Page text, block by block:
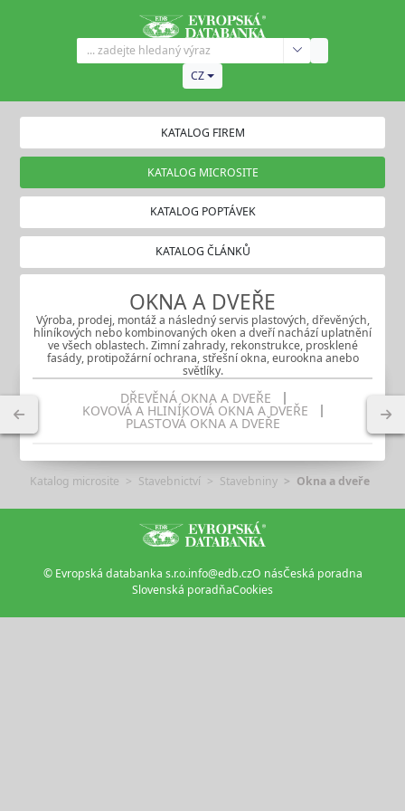
CZ
KATALOG FIREM
KATALOG MICROSITE
KATALOG POPTÁVEK
KATALOG ČLÁNKŮ
OKNA A DVEŘE
Výroba, prodej, montáž a následný servis plastových, dřevěných,
hliníkových nebo kombinovaných oken a dveří nachází uplatnění
ve všech oblastech. Zimní zahrady, rekonstrukce, prosklené
fasády, protipožární ochrana, střešní okna, eurookna anebo
světlíky.
DŘEVĚNÁ OKNA A DVEŘE
KOVOVÁ A HLINÍKOVÁ OKNA A DVEŘE
PLASTOVÁ OKNA A DVEŘE
Katalog microsite Stavebnictví Stavebniny Okna a dveře
© Evropská databanka s.r.o.info@edb.czO násČeská poradna
Slovenská poradňaCookies